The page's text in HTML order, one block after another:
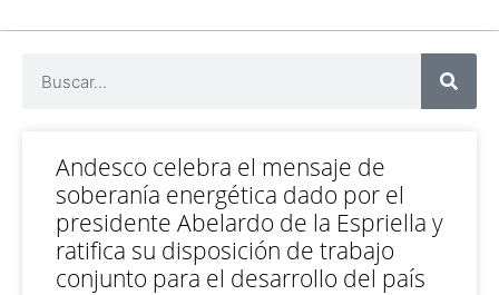
Andesco celebra el mensaje de
soberanía energética dado por el
presidente Abelardo de la Espriella y
ratifica su disposición de trabajo
conjunto para el desarrollo del país